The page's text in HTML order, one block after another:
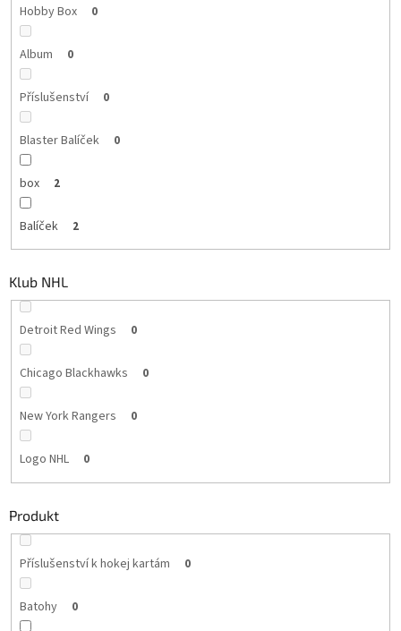
Hobby Box 0
Album 0
Příslušenství 0
Blaster Balíček 0
box 2
Balíček 2
Klub NHL
Detroit Red Wings 0
Chicago Blackhawks 0
New York Rangers 0
Logo NHL 0
Produkt
Příslušenství k hokej kartám 0
Batohy 0